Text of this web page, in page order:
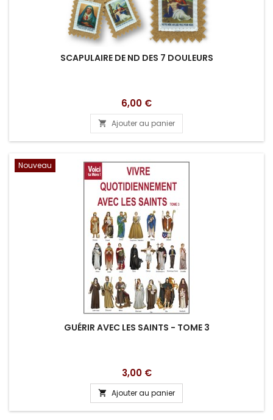
SCAPULAIRE DE ND DES 7 DOULEURS
Prix
6,00 €
 Ajouter au panier
Nouveau
GUÉRIR AVEC LES SAINTS - TOME 3
Prix
3,00 €
 Ajouter au panier